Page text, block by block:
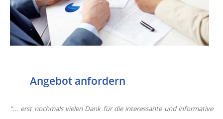
Angebot anfordern
"... erst nochmals vielen Dank für die interessante und informative